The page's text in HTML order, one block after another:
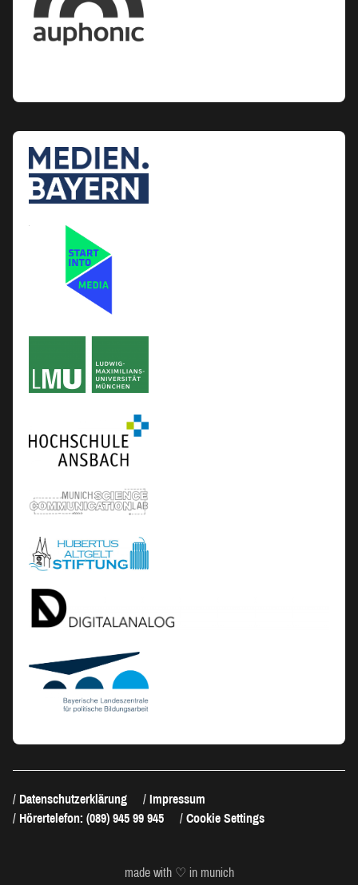
Datenschutzerklärung
Impressum
Hörertelefon: (089) 945 99 945
Cookie Settings
made with ♡ in munich